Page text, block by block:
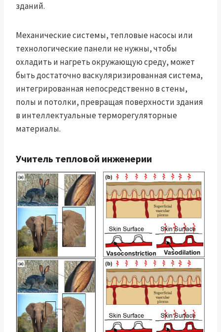
зданий.
Механические системы, тепловые насосы или
технологические панели не нужны, чтобы
охладить и нагреть окружающую среду, может
быть достаточно васкуляризированная система,
интегрированная непосредственно в стены,
полы и потолки, превращая поверхности здания
в интеллектуальные терморегуляторные
материалы.
Учитель тепловой инженерии